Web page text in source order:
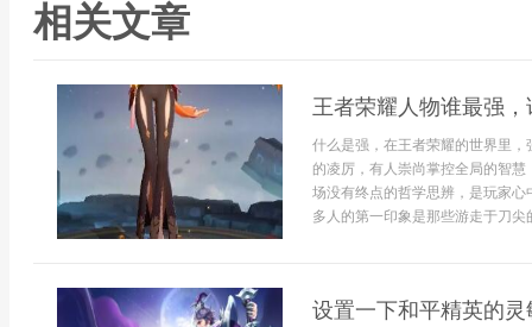
相关文章
王者荣耀人物谁最强
什么是强，在王者荣耀的世界里
的凌厉，有人崇尚掌控全局的智
场没有终点的哲学思辨，是玩家
多人的第一印象是那些游走于刀
设置一下和平精英的